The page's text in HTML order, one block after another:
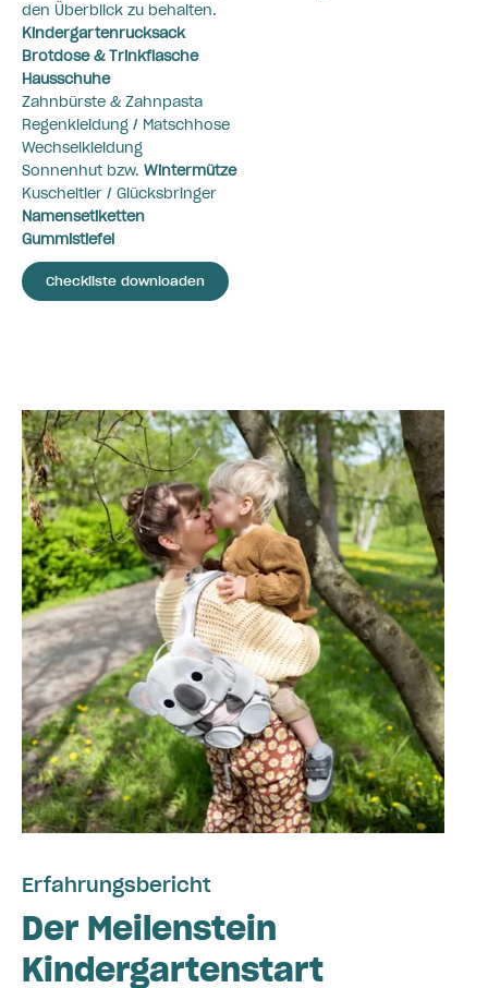
den Überblick zu behalten.
Kindergartenrucksack
Brotdose & Trinkflasche
Hausschuhe
Zahnbürste & Zahnpasta
Regenkleidung / Matschhose
Wechselkleidung
Sonnenhut bzw. Wintermütze
Kuscheltier / Glücksbringer
Namensetiketten
Gummistiefel
Checkliste downloaden
Erfahrungsbericht
Der Meilenstein
Kindergartenstart